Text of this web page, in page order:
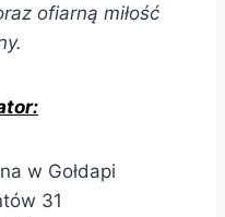
ofiarną miłość
w Gołdapi
31